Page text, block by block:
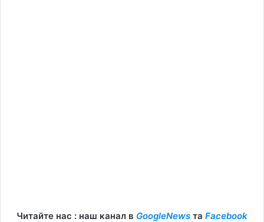
Читайте нас : наш канал в GoogleNews та Facebook